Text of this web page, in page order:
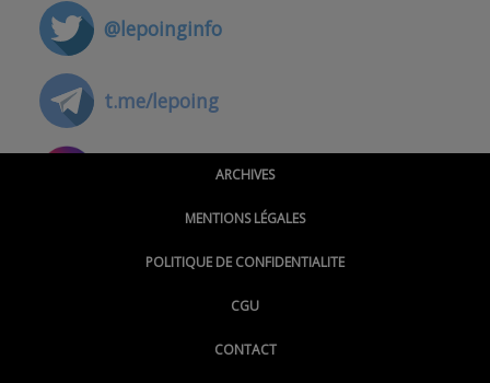
@lepoinginfo
t.me/lepoing
@montpellierpoinginfo
@LePoingMontpellier
ARCHIVES
MENTIONS LÉGALES
POLITIQUE DE CONFIDENTIALITE
CGU
CONTACT